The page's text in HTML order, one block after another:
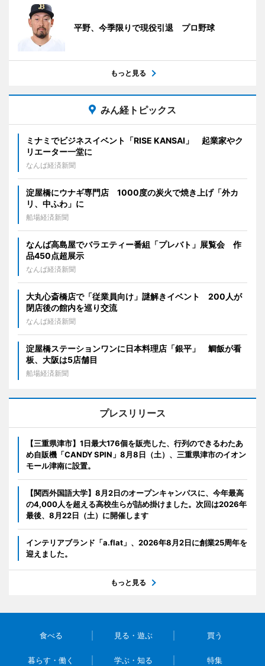
平野、今季限りで現役引退 プロ野球
もっと見る
みん経トピックス
ミナミでビジネスイベント「RISE KANSAI」 起業家やク
リエーター一堂に
なんば経済新聞
淀屋橋にウナギ専門店 1000度の炭火で焼き上げ「外カ
リ、中ふわ」に
船場経済新聞
なんば高島屋でバラエティー番組「プレバト」展覧会 作
品450点超展示
なんば経済新聞
大丸心斎橋店で「従業員向け」謎解きイベント 200人が
閉店後の館内を巡り交流
なんば経済新聞
淀屋橋ステーションワンに日本料理店「銀平」 鯛飯が看
板、大阪は5店舗目
船場経済新聞
プレスリリース
【三重県津市】1日最大176個を販売した、行列のできるわたあ
め自販機「CANDY SPIN」8月8日（土）、三重県津市のイオン
モール津南に設置。
【関西外国語大学】8月2日のオープンキャンパスに、今年最高
の4,000人を超える高校生らが詰め掛けました。次回は2026年
最後、8月22日（土）に開催します
インテリアブランド「a.flat」、2026年8月2日に創業25周年を
迎えました。
もっと見る
食べる 見る・遊ぶ 買う
暮らす・働く 学ぶ・知る 特集